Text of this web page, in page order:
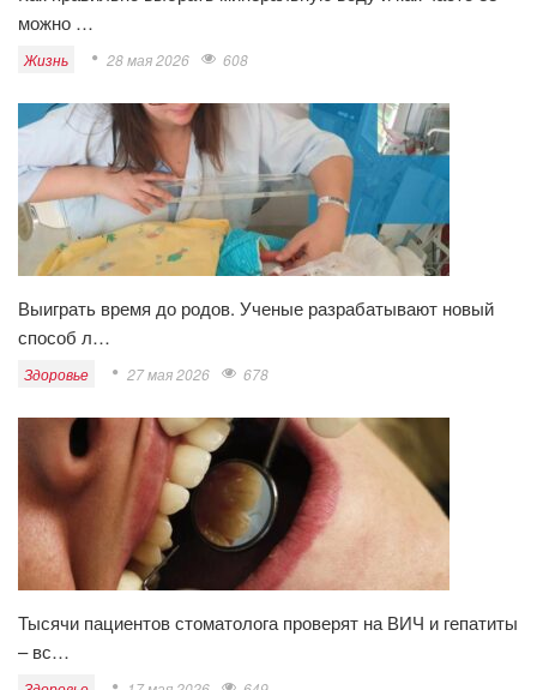
можно …
Жизнь 28 мая 2026 608
Выиграть время до родов. Ученые разрабатывают новый
способ л…
Здоровье 27 мая 2026 678
Тысячи пациентов стоматолога проверят на ВИЧ и гепатиты
– вс…